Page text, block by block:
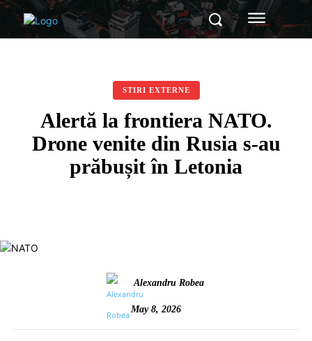
STIRI EXTERNE
Alertă la frontiera NATO.
Drone venite din Rusia s-au
prăbușit în Letonia
Alexandru Robea
May 8, 2026